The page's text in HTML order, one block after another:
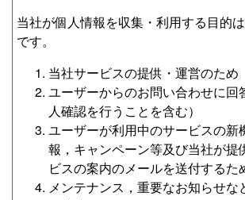
当社が個人情報を収集・利用する目的
です。
当社サービスの提供・運営のため
ユーザーからのお問い合わせに回
人確認を行うことを含む）
ユーザーが利用中のサービスの新
報，キャンペーン等及び当社が提
ビスの案内のメールを送付するた
メンテナンス，重要なお知らせな